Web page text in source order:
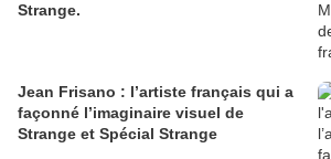
Strange.
Jean Frisano : l’artiste français qui a
façonné l’imaginaire visuel de
Strange et Spécial Strange